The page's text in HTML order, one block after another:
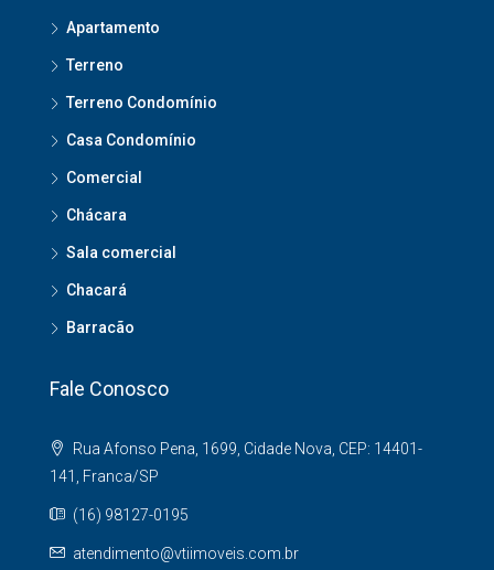
Apartamento
Terreno
Terreno Condomínio
Casa Condomínio
Comercial
Chácara
Sala comercial
Chacará
Barracão
Fale Conosco
Rua Afonso Pena, 1699, Cidade Nova, CEP: 14401-
141, Franca/SP
(16) 98127-0195
atendimento@vtiimoveis.com.br